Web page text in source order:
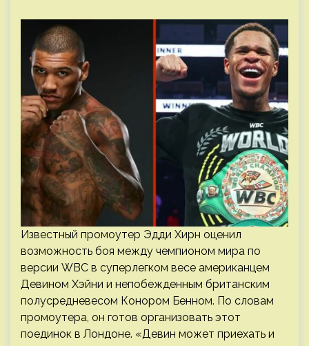
Известный промоутер Эдди Хирн оценил
возможность боя между чемпионом мира по
версии WBC в суперлегком весе американцем
Девином Хэйни и непобежденным британским
полусредневесом Конором Бенном. По словам
промоутера, он готов организовать этот
поединок в Лондоне. «Девин может приехать и